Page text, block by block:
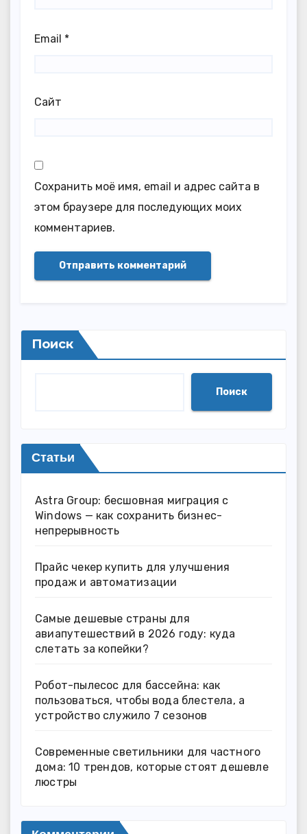
Email *
Сайт
Сохранить моё имя, email и адрес сайта в
этом браузере для последующих моих
комментариев.
Поиск
Поиск
Статьи
Astra Group: бесшовная миграция с
Windows — как сохранить бизнес-
непрерывность
Прайс чекер купить для улучшения
продаж и автоматизации
Самые дешевые страны для
авиапутешествий в 2026 году: куда
слетать за копейки?
Робот-пылесос для бассейна: как
пользоваться, чтобы вода блестела, а
устройство служило 7 сезонов
Современные светильники для частного
дома: 10 трендов, которые стоят дешевле
люстры